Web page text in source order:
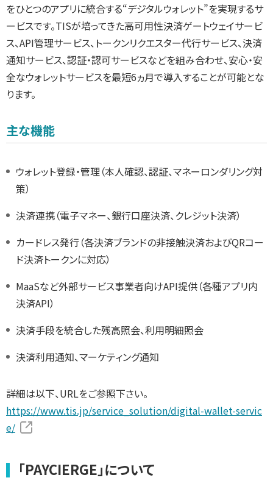
をひとつのアプリに統合する“デジタルウォレット”を実現するサ
ービスです。TISが培ってきた高可用性決済ゲートウェイサービ
ス、API管理サービス、トークンリクエスター代行サービス、決済
通知サービス、認証・認可サービスなどを組み合わせ、安心・安
全なウォレットサービスを最短6ヵ月で導入することが可能とな
ります。
主な機能
ウォレット登録・管理（本人確認、認証、マネーロンダリング対
策）
決済連携（電子マネー、銀行口座決済、クレジット決済）
カードレス発行（各決済ブランドの非接触決済およびQRコー
ド決済トークンに対応）
MaaSなど外部サービス事業者向けAPI提供（各種アプリ内
決済API）
決済手段を統合した残高照会、利用明細照会
決済利用通知、マーケティング通知
詳細は以下、URLをご参照下さい。
https://www.tis.jp/service_solution/digital-wallet-servic
e/
「PAYCIERGE」について